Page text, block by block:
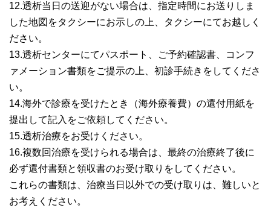
12.透析当日の送迎がない場合は、指定時間にお送りしま
した地図をタクシーにお示しの上、タクシーにてお越しく
ださい。
13.透析センターにてパスポート、ご予約確認書、コンフ
ァメーション書類をご提示の上、初診手続きをしてくださ
い。
14.海外で診療を受けたとき（海外療養費）の還付用紙を
提出して記入をご依頼してください。
15.透析治療をお受けください。
16.複数回治療を受けられる場合は、最終の治療終了後に
必ず還付書類と領収書のお受け取りをしてください。
これらの書類は、治療当日以外での受け取りは、難しいと
お考えください。